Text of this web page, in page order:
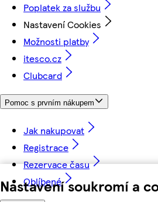
Nastavení soukromí a
Poplatek za službu
Nastavení Cookies
Možnosti platby
itesco.cz
Clubcard
Pomoc s prvním nákupem
Jak nakupovat
Registrace
Rezervace času
Oblíbené